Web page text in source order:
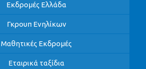
Εκδρομές Ελλάδα
Γκρουπ Ενηλίκων
Μαθητικές Εκδρομές
Εταιρικά ταξίδια